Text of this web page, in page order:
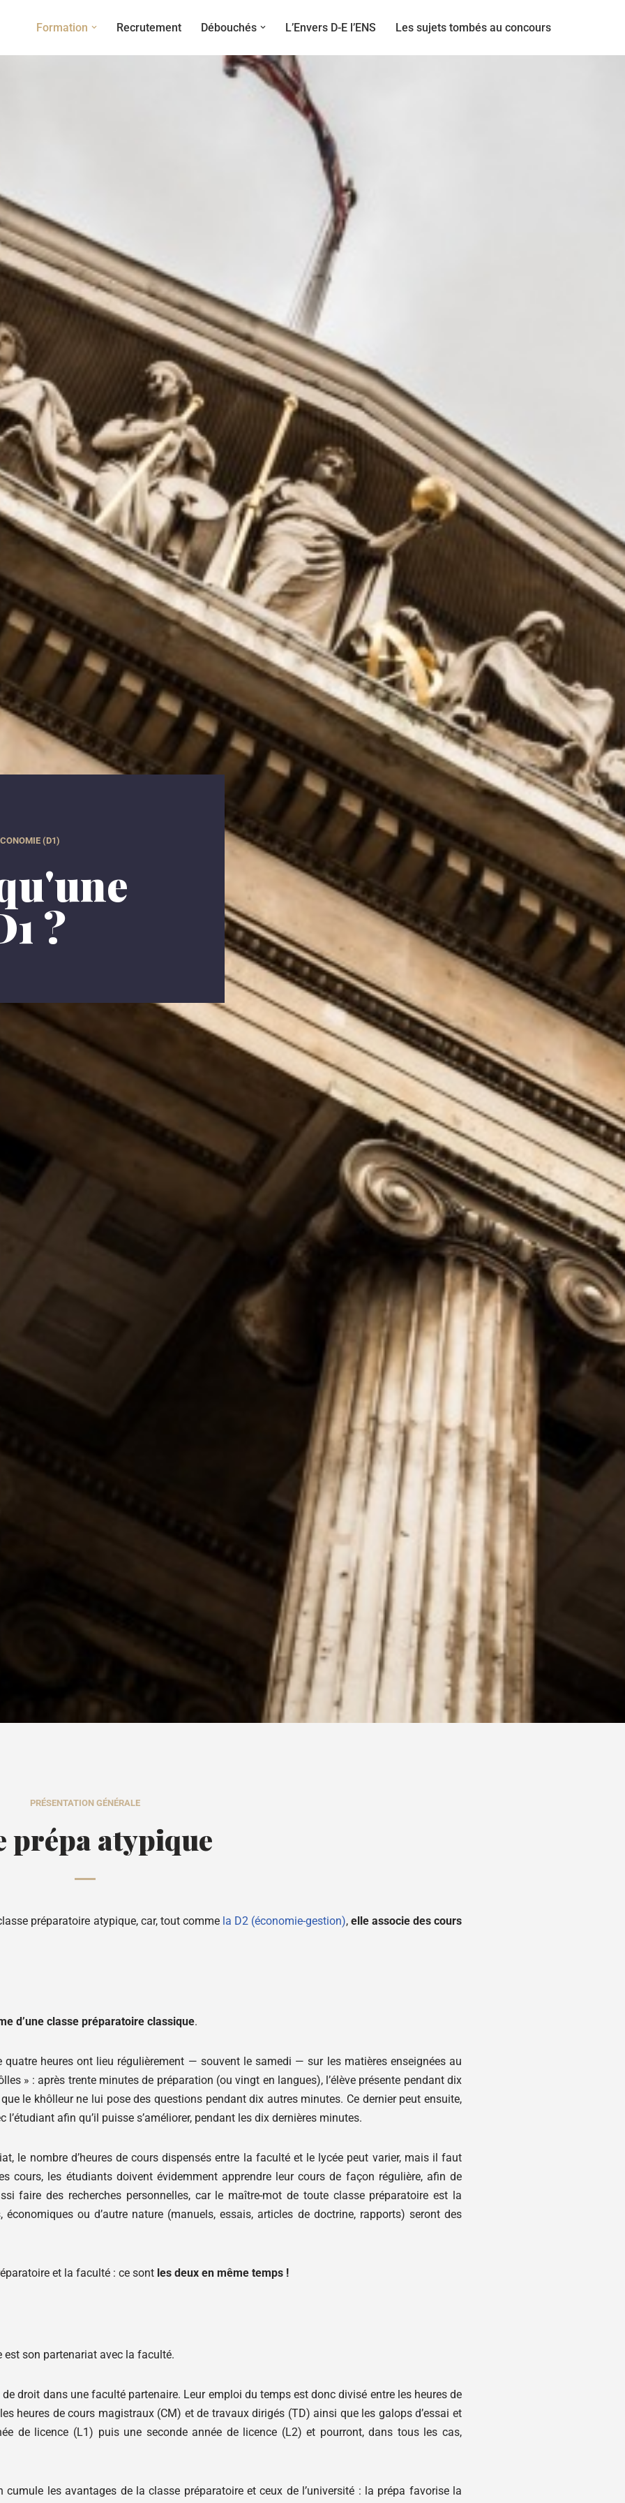
Formation Recrutement Débouchés L’Envers D-E l’ENS Les sujets tombés au concours
(D1)
?
PRÉSENTATION GÉNÉRALE
prépa atypique
préparatoire atypique, car, tout comme la D2 (économie-gestion), elle associe des cours
d’une classe préparatoire classique.
heures ont lieu régulièrement — souvent le samedi — sur les matières enseignées au
» : après trente minutes de préparation (ou vingt en langues), l’élève présente pendant dix
le khôlleur ne lui pose des questions pendant dix autres minutes. Ce dernier peut ensuite,
afin qu’il puisse s’améliorer, pendant les dix dernières minutes.
le nombre d’heures de cours dispensés entre la faculté et le lycée peut varier, mais il faut
cours, les étudiants doivent évidemment apprendre leur cours de façon régulière, afin de
faire des recherches personnelles, car le maître-mot de toute classe préparatoire est la
ou d’autre nature (manuels, essais, articles de doctrine, rapports) seront des
et la faculté : ce sont les deux en même temps !
est son partenariat avec la faculté.
droit dans une faculté partenaire. Leur emploi du temps est donc divisé entre les heures de
heures de cours magistraux (CM) et de travaux dirigés (TD) ainsi que les galops d’essai et
de licence (L1) puis une seconde année de licence (L2) et pourront, dans tous les cas,
cumule les avantages de la classe préparatoire et ceux de l’université : la prépa favorise la